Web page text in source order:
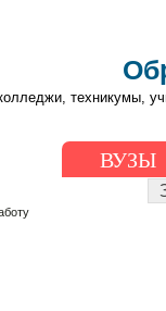
техникумы,
ВУЗЫ